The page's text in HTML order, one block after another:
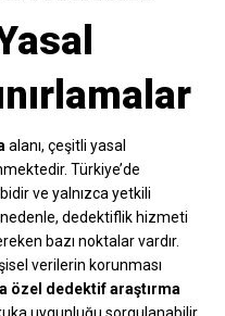
alanı, çeşitli yasal
Türkiye’de
ve yalnızca yetkili
dedektiflik hizmeti
bazı noktalar vardır.
verilerin korunması
özel dedektif araştırma